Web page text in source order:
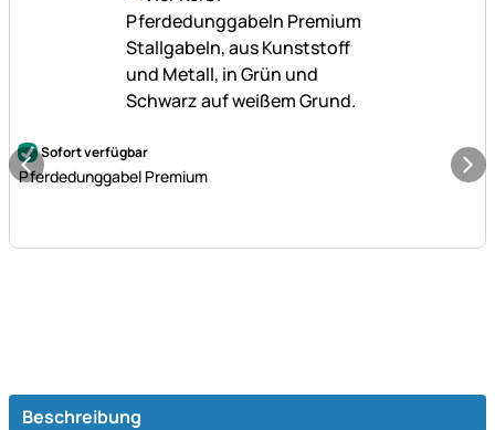
Noch keine Bewertungen abgegeben
Sofort verfügbar
Pferdedunggabel Premium
Beschreibung